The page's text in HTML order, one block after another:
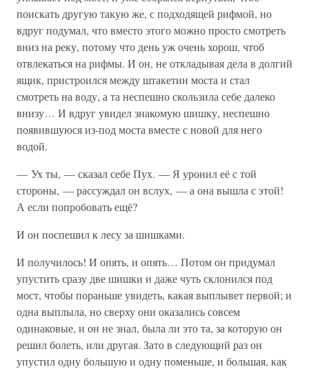
поискать другую такую же, с подходящей рифмой, но
вдруг подумал, что вместо этого можно просто смотреть
вниз на реку, потому что день уж очень хорош, чтоб
отвлекаться на рифмы. И он, не откладывая дела в долгий
ящик, пристроился между штакетин моста и стал
смотреть на воду, а та неспешно скользила себе далеко
внизу… И вдруг увидел знакомую шишку, неспешно
появившуюся из-под моста вместе с новой для него
водой.
— Ух ты, — сказал себе Пух. — Я уронил её с той
стороны, — рассуждал он вслух, — а она вышла с этой!
А если попробовать ещё?
И он поспешил к лесу за шишками.
И получилось! И опять, и опять… Потом он придумал
упустить сразу две шишки и даже чуть склонился под
мост, чтобы пораньше увидеть, какая выплывет первой; и
одна выплыла, но сверху они оказались совсем
одинаковые, и он не знал, была ли это та, за которую он
решил болеть, или другая. Зато в следующий раз он
упустил одну большую и одну поменьше, и большая, как